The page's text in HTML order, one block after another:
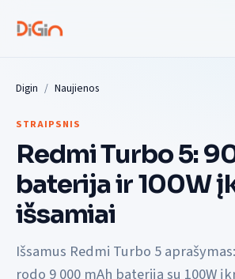
Digin Naujienos
STRAIPSNIS
Redmi Turbo 5:
baterija ir 100W
išsamiai
Išsamus Redmi Turbo 5
rodo 9 000 mAh bateriją su 100W